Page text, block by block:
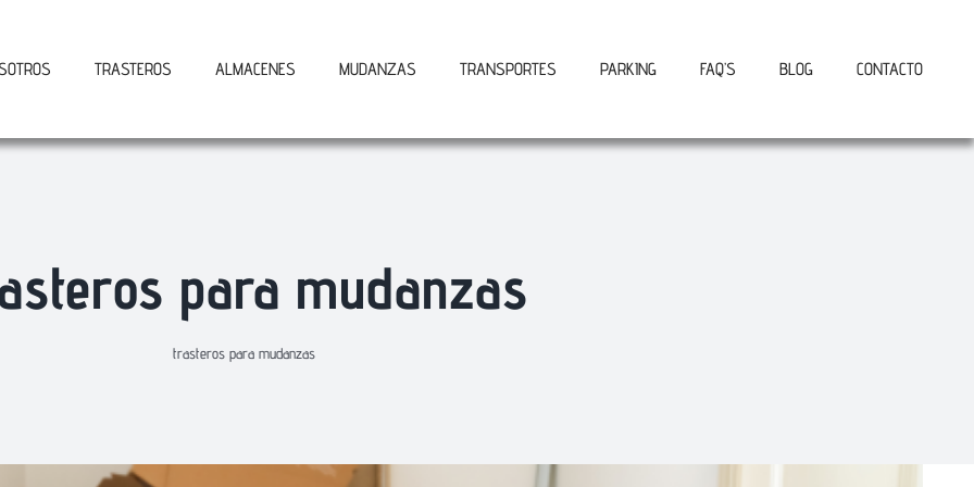
TRASTEROS ALMACENES MUDANZAS TRANSPORTES PARKING FAQ’S BLOG CONTACTO
para mudanzas
trasteros para mudanzas